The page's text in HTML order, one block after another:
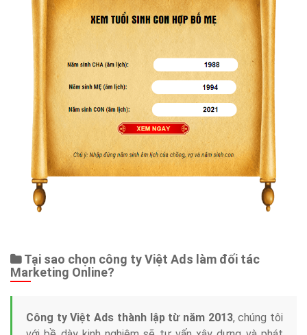
Tại sao chọn công ty Việt Ads làm đối tác
Marketing Online?
Công ty Việt Ads thành lập từ năm 2013, chúng tôi